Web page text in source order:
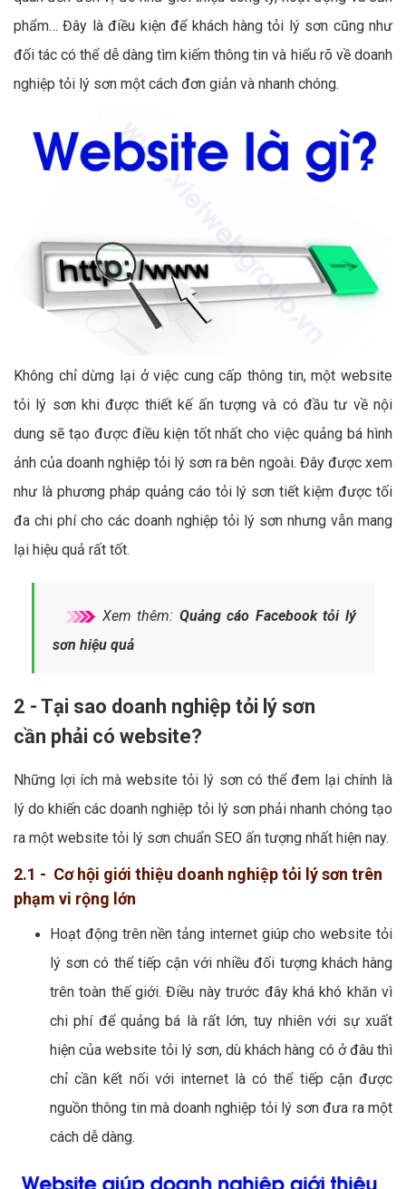
phẩm… Đây là điều kiện để khách hàng tỏi lý sơn cũng như
đối tác có thể dễ dàng tìm kiếm thông tin và hiểu rõ về doanh
nghiệp tỏi lý sơn một cách đơn giản và nhanh chóng.
Không chỉ dừng lại ở việc cung cấp thông tin, một website
tỏi lý sơn khi được thiết kế ấn tượng và có đầu tư về nội
dung sẽ tạo được điều kiện tốt nhất cho việc quảng bá hình
ảnh của doanh nghiệp tỏi lý sơn ra bên ngoài. Đây được xem
như là phương pháp quảng cáo tỏi lý sơn tiết kiệm được tối
đa chi phí cho các doanh nghiệp tỏi lý sơn nhưng vẫn mang
lại hiệu quả rất tốt.
Xem thêm: Quảng cáo Facebook tỏi lý
sơn hiệu quả
2 - Tại sao doanh nghiệp tỏi lý sơn
cần phải có website?
Những lợi ích mà website tỏi lý sơn có thể đem lại chính là
lý do khiến các doanh nghiệp tỏi lý sơn phải nhanh chóng tạo
ra một website tỏi lý sơn chuẩn SEO ấn tượng nhất hiện nay.
2.1 - Cơ hội giới thiệu doanh nghiệp tỏi lý sơn trên
phạm vi rộng lớn
Hoạt động trên nền tảng internet giúp cho website tỏi
lý sơn có thể tiếp cận với nhiều đối tượng khách hàng
trên toàn thế giới. Điều này trước đây khá khó khăn vì
chi phí để quảng bá là rất lớn, tuy nhiên với sự xuất
hiện của website tỏi lý sơn, dù khách hàng có ở đâu thì
chỉ cần kết nối với internet là có thể tiếp cận được
nguồn thông tin mà doanh nghiệp tỏi lý sơn đưa ra một
cách dễ dàng.